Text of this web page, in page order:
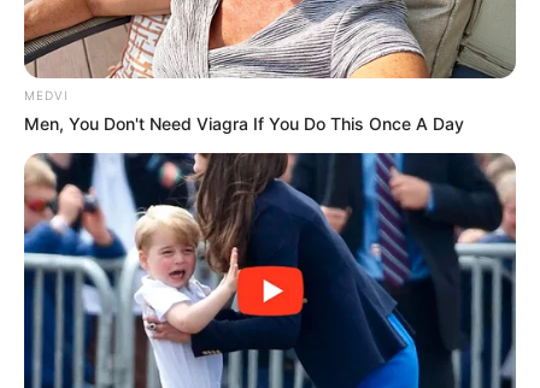
MEDVI
Men, You Don't Need Viagra If You Do This Once A Day